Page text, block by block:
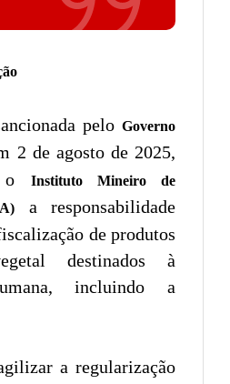
pelo Governo
2 de agosto de 2025,
o
Instituto Mineiro de
a responsabilidade
de produtos
destinados à
incluindo a
a regularização